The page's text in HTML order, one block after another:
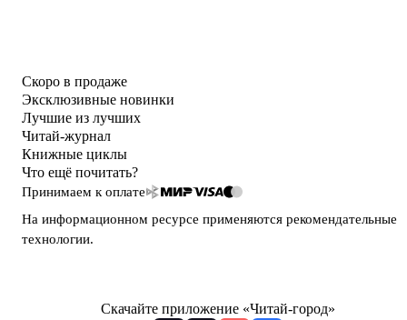
Скоро в продаже
Эксклюзивные новинки
Лучшие из лучших
Читай-журнал
Книжные циклы
Что ещё почитать?
Принимаем к оплате
На информационном ресурсе применяются рекомендательные
технологии.
Скачайте приложение «Читай-город»